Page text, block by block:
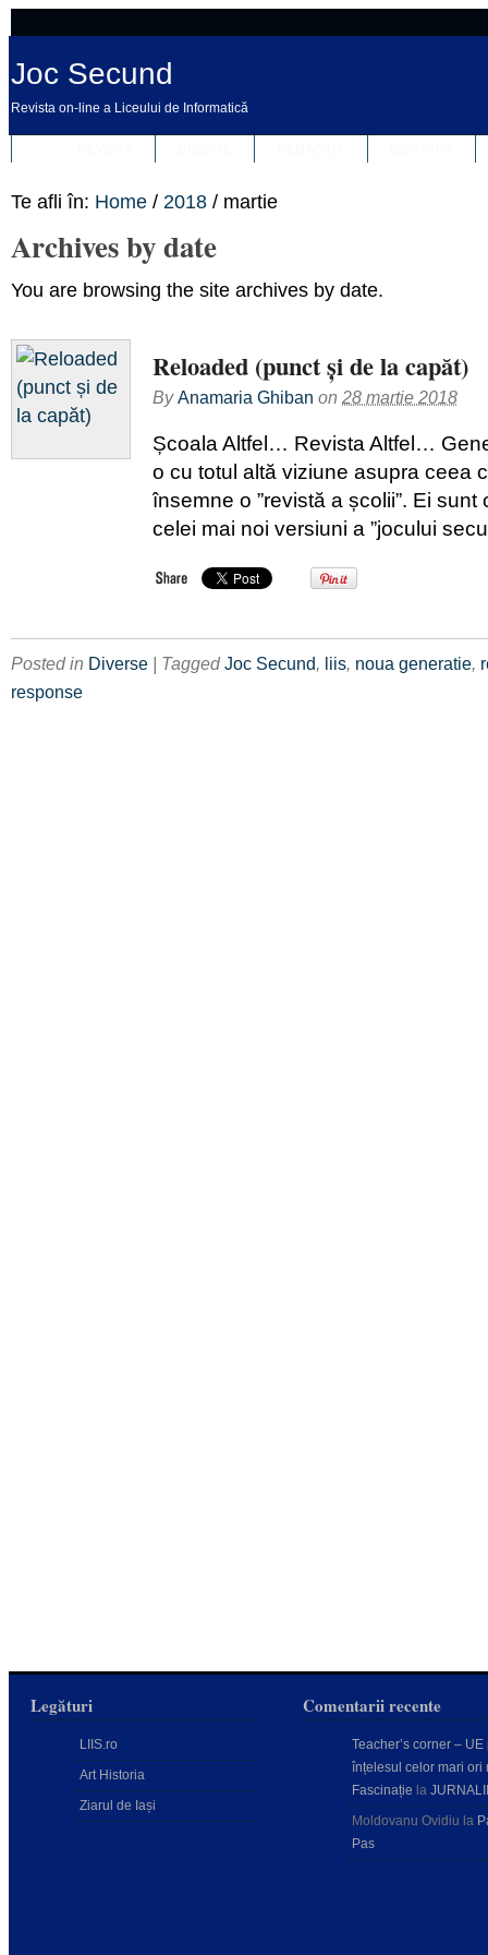
Joc Secund
Revista on-line a Liceului de Informatică
Te afli în: Home / 2018 / martie
Archives by date
You are browsing the site archives by date.
Reloaded (punct și de la capăt)
ByAnamaria Ghiban on 28 martie 2018
Școala Altfel… Revista Altfel…
o cu totul altă viziune asupra ceea
însemne o ”revistă a școlii”. Ei
celei mai noi versiuni a ”jocului
Posted in Diverse | TaggedJoc Secund, liis, noua generatie,
response
Legături
LIIS.ro
Art Historia
Ziarul de Iași
Comentarii recente
Teacher’s corner – UE
înțelesul celor mari ori
Fascinație la
Moldovanu Ovidiu la
Pas